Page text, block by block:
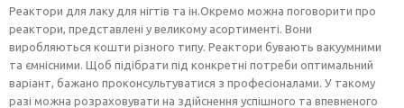
Реактори для лаку для нігтів та ін.Окремо можна поговорити про
реактори, представлені у великому асортименті. Вони
виробляються кошти різного типу. Реактори бувають вакуумними
та ємнісними. Щоб підібрати під конкретні потреби оптимальний
варіант, бажано проконсультуватися з професіоналами. У такому
разі можна розраховувати на здійснення успішного та впевненого